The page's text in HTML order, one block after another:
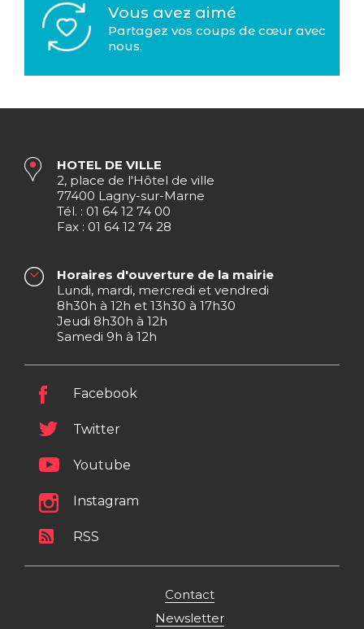
Vous avez aimé
Partagez vos coups de cœur avec
nous.
HOTEL DE VILLE
2, place de l'Hôtel de ville
77400 Lagny-sur-Marne
Tél. : 01 64 12 74 00
Fax : 01 64 12 74 28
Horaires d'ouverture de la mairie
Lundi, mardi, mercredi et vendredi
8h30h à 12h et 13h30 à 17h30
Jeudi 8h30h à 12h
Samedi 9h à 12h
Facebook
Twitter
Youtube
Instagram
RSS
Contact
Newsletter